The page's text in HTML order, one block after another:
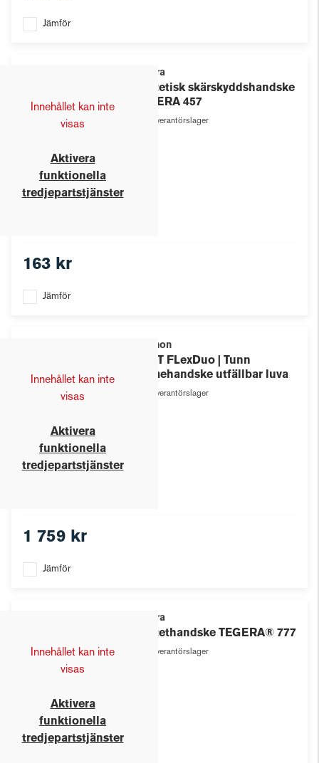
Jämför
Innehållet kan inte
visas
Aktivera
funktionella
tredjepartstjänster
Tegera
Syntetisk skärskyddshandske
TEGERA 457
Leverantörslager
163 kr
Jämför
Innehållet kan inte
visas
Aktivera
funktionella
tredjepartstjänster
Avignon
HEAT FLexDuo | Tunn
värmehandske utfällbar luva
Leverantörslager
1 759 kr
Jämför
Innehållet kan inte
visas
Aktivera
funktionella
tredjepartstjänster
Tegera
Syntethandske TEGERA® 777
Leverantörslager